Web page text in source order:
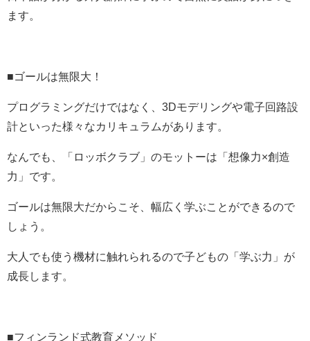
ます。
■ゴールは無限大！
プログラミングだけではなく、3Dモデリングや電子回路設
計といった様々なカリキュラムがあります。
なんでも、「ロッボクラブ」のモットーは「想像力×創造
力」です。
ゴールは無限大だからこそ、幅広く学ぶことができるので
しょう。
大人でも使う機材に触れられるので子どもの「学ぶ力」が
成長します。
■フィンランド式教育メソッド